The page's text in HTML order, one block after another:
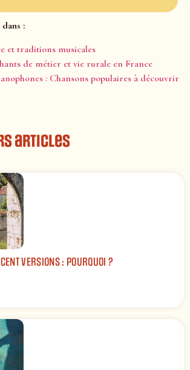
:
et traditions musicales
de métier et vie rurale en France
: Chansons populaires à découvrir
articles
VERSIONS : POURQUOI ?